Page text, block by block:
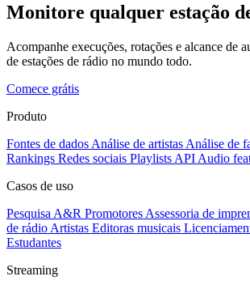
Monitore qualquer estação
Acompanhe execuções, rotações e alcance de
de estações de rádio no mundo todo.
Comece grátis
Produto
Fontes de dados Análise de artistas Análise de
Rankings Redes sociais Playlists API Audio
Casos de uso
Pesquisa A&R Promotores Assessoria de
de rádio Artistas Editoras musicais
Estudantes
Streaming